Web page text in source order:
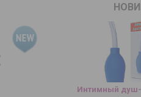
Интимный